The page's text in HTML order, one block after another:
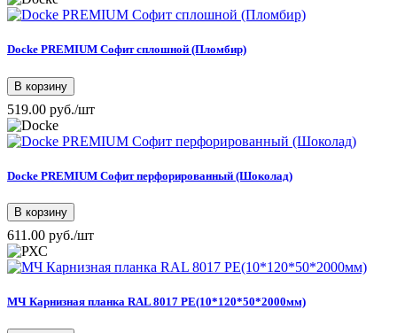
Docke PREMIUM Софит сплошной (Пломбир)
В корзину
519.00 руб./шт
Docke PREMIUM Софит перфорированный (Шоколад)
В корзину
611.00 руб./шт
МЧ Карнизная планка RAL 8017 РЕ(10*120*50*2000мм)